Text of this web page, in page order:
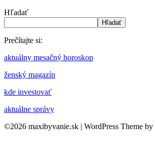
Hľadať
Hľadať
Prečítajte si:
aktuálny mesačný horoskop
ženský magazín
kde investovať
aktuálne správy
©2026 maxibyvanie.sk | WordPress Theme by